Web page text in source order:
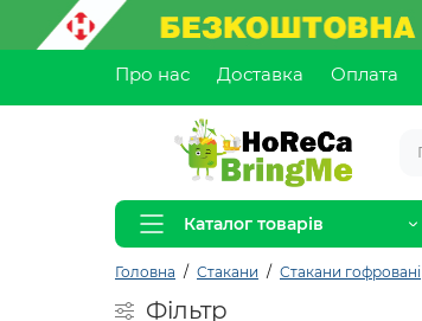
Про нас Доставка Оплата
Каталог товарів
Головна Стакани Стакани гофровані
Фільтр